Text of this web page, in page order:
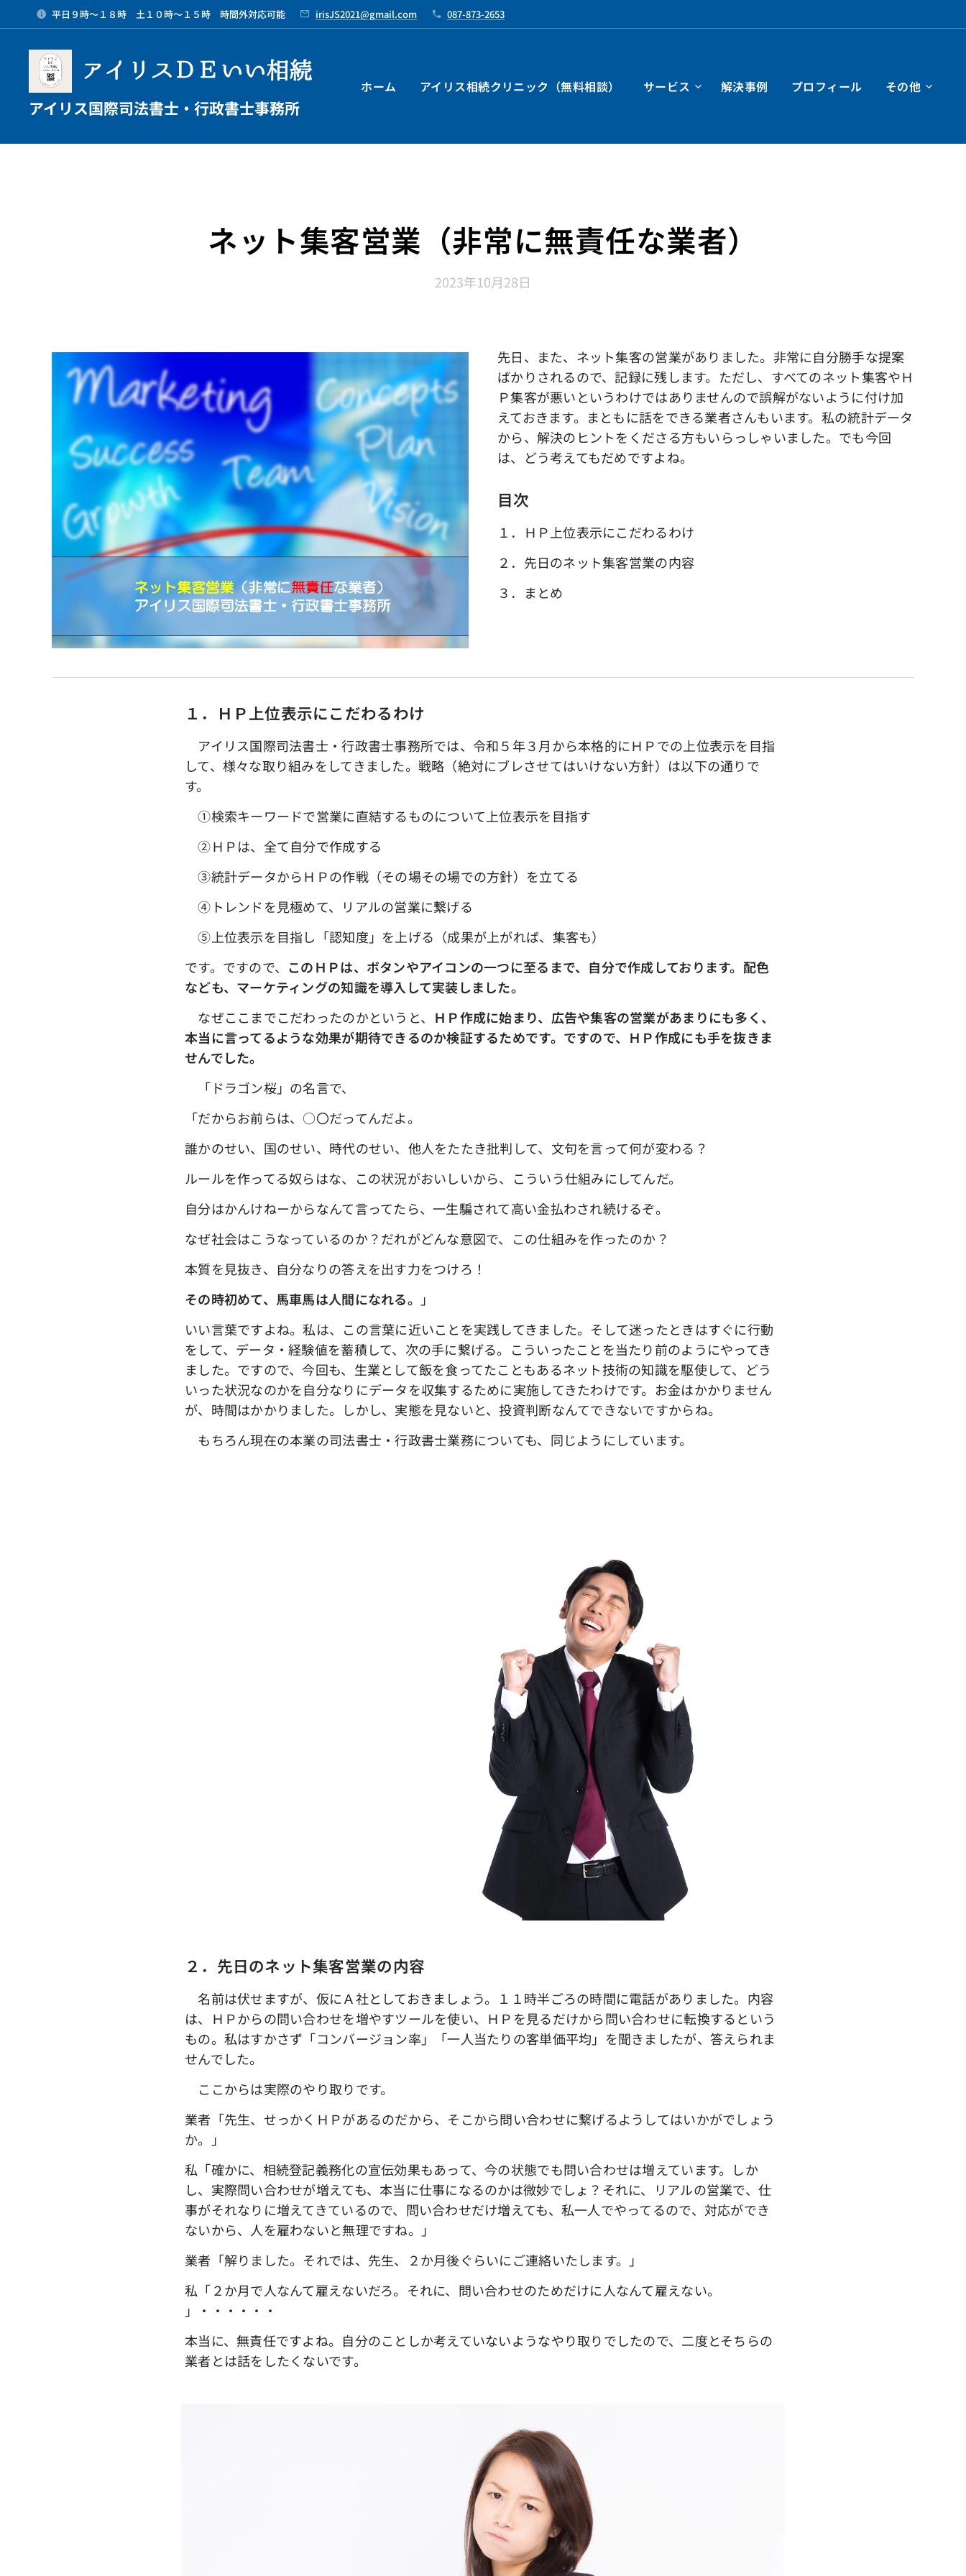
平日９時～１８時 土１０時～１５時 時間外対応可能 irisJS2021@gmail.com 087-873-2653
アイリスＤＥいい相続
アイリス国際司法書士・行政書士事務所
ホーム アイリス相続クリニック（無料相談） サービス 解決事例 プロフィール その他
ネット集客営業（非常に無責任な業者）
2023年10月28日
先日、また、ネット集客の営業がありました。非常に自分勝手な提案
ばかりされるので、記録に残します。ただし、すべてのネット集客やＨ
Ｐ集客が悪いというわけではありませんので誤解がないように付け加
えておきます。まともに話をできる業者さんもいます。私の統計データ
から、解決のヒントをくださる方もいらっしゃいました。でも今回
は、どう考えてもだめですよね。
目次
１．ＨＰ上位表示にこだわるわけ
２．先日のネット集客営業の内容
３．まとめ
１．ＨＰ上位表示にこだわるわけ
アイリス国際司法書士・行政書士事務所では、令和５年３月から本格的にＨＰでの上位表示を目指
して、様々な取り組みをしてきました。戦略（絶対にブレさせてはいけない方針）は以下の通りで
す。
①検索キーワードで営業に直結するものについて上位表示を目指す
➁ＨＰは、全て自分で作成する
③統計データからＨＰの作戦（その場その場での方針）を立てる
④トレンドを見極めて、リアルの営業に繋げる
➄上位表示を目指し「認知度」を上げる（成果が上がれば、集客も）
です。ですので、 このＨＰは、ボタンやアイコンの一つに至るまで、自分で作成しております。配色
なども、マーケティングの知識を導入して実装しました。
なぜここまでこだわったのかというと、
ＨＰ作成に始まり、広告や集客の営業があまりにも多く、
本当に言ってるような効果が期待できるのか検証するためです。ですので、ＨＰ作成にも手を抜きま
せんでした。
「ドラゴン桜」の名言で、
「だからお前らは、○〇だってんだよ。
誰かのせい、国のせい、時代のせい、他人をたたき批判して、文句を言って何が変わる？
ルールを作ってる奴らはな、この状況がおいしいから、こういう仕組みにしてんだ。
自分はかんけねーからなんて言ってたら、一生騙されて高い金払わされ続けるぞ。
なぜ社会はこうなっているのか？だれがどんな意図で、この仕組みを作ったのか？
本質を見抜き、自分なりの答えを出す力をつけろ！
その時初めて、馬車馬は人間になれる。
」
いい言葉ですよね。私は、この言葉に近いことを実践してきました。そして迷ったときはすぐに行動
をして、データ・経験値を蓄積して、次の手に繋げる。こういったことを当たり前のようにやってき
ました。ですので、今回も、生業として飯を食ってたこともあるネット技術の知識を駆使して、どう
いった状況なのかを自分なりにデータを収集するために実施してきたわけです。お金はかかりません
が、時間はかかりました。しかし、実態を見ないと、投資判断なんてできないですからね。
もちろん現在の本業の司法書士・行政書士業務についても、同じようにしています。
２．先日のネット集客営業の内容
名前は伏せますが、仮にＡ社としておきましょう。１１時半ごろの時間に電話がありました。内容
は、ＨＰからの問い合わせを増やすツールを使い、ＨＰを見るだけから問い合わせに転換するという
もの。私はすかさず「コンバージョン率」「一人当たりの客単価平均」を聞きましたが、答えられま
せんでした。
ここからは実際のやり取りです。
業者「先生、せっかくＨＰがあるのだから、そこから問い合わせに繋げるようしてはいかがでしょう
か。」
私「確かに、相続登記義務化の宣伝効果もあって、今の状態でも問い合わせは増えています。しか
し、実際問い合わせが増えても、本当に仕事になるのかは微妙でしょ？それに、リアルの営業で、仕
事がそれなりに増えてきているので、問い合わせだけ増えても、私一人でやってるので、対応ができ
ないから、人を雇わないと無理ですね。」
業者「解りました。それでは、先生、２か月後ぐらいにご連絡いたします。」
私「２か月で人なんて雇えないだろ。それに、問い合わせのためだけに人なんて雇えない。
」・・・・・・
本当に、無責任ですよね。自分のことしか考えていないようなやり取りでしたので、二度とそちらの
業者とは話をしたくないです。